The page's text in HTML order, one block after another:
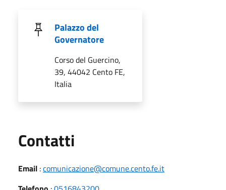
Palazzo del
Governatore
Corso del Guercino,
39, 44042 Cento FE,
Italia
Contatti
Email :comunicazione@comune.cento.fe.it